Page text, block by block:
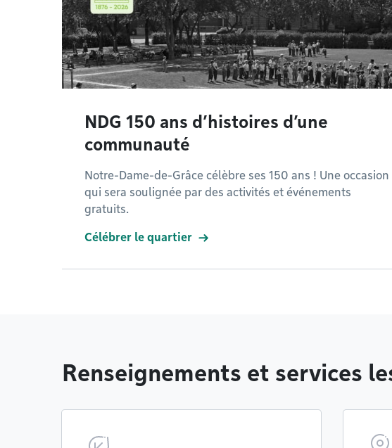
NDG 150 ans d’histoires d’une
communauté
Notre-Dame-de-Grâce célèbre ses 150 ans ! Une occasion
qui sera soulignée par des activités et événements
gratuits.
Célébrer le quartier
Renseignements et services